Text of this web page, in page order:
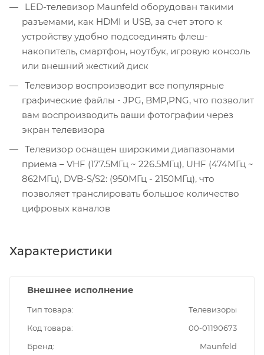
LED-телевизор Maunfeld оборудован такими
разъемами, как HDMI и USB, за счет этого к
устройству удобно подсоединять флеш-
накопитель, смартфон, ноутбук, игровую консоль
или внешний жесткий диск
Телевизор воспроизводит все популярные
графические файлы - JPG, BMP,PNG, что позволит
вам воспроизводить ваши фотографии через
экран телевизора
Телевизор оснащен широкими диапазонами
приема – VHF (177.5МГц ~ 226.5МГц), UHF (474МГц ~
862МГц), DVB-S/S2: (950МГц - 2150МГц), что
позволяет транслировать большое количество
цифровых каналов
Характеристики
Внешнее исполнение
Тип товара
Телевизоры
Код товара
00-01190673
Бренд
Maunfeld